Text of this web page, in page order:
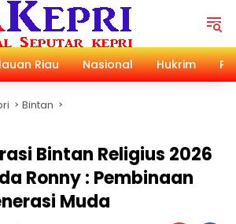
Riau Nasional Hukrim
Bintan
Bintan Religius 2026
Ronny : Pembinaan
Muda